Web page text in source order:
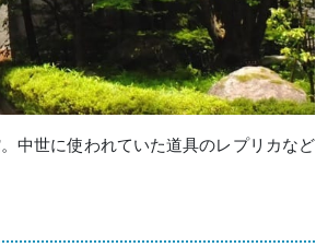
中世に使われていた道具のレプリカなど